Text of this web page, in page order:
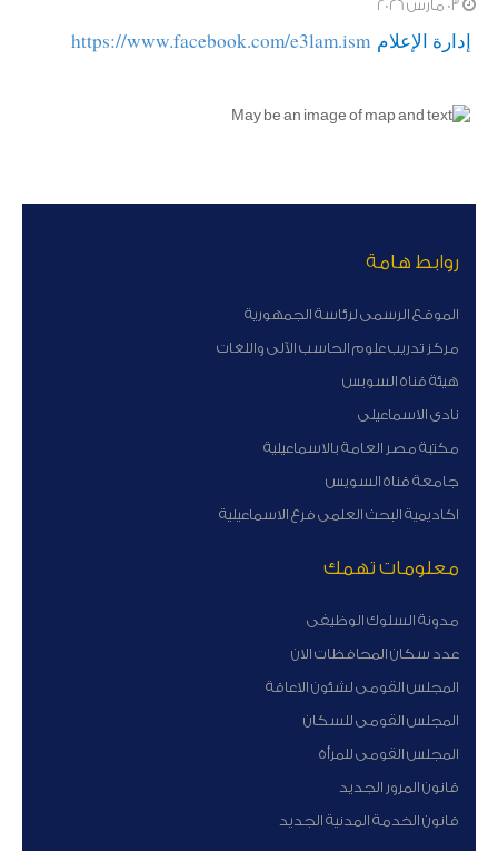
​ إدارة الإعلام https://www.facebook.com/e3lam.ism
روابط هامة
الموقع الرسمى لرئاسة الجمهورية
مركز تدريب علوم الحاسب الآلى واللغات
هيئة قناة السوبس
نادى الاسماعيلى
مكتبة مصر العامة بالاسماعيلية
جامعة قناة السويس
اكاديمية البحث العلمى فرع الاسماعيلية
معلومات تهمك
مدونة السلوك الوظيفى
عدد سكان المحافظات الان
المجلس القومى لشئون الاعاقة
المجلس القومى للسكان
المجلس القومى للمرأة
قانون المرور الجديد
قانون الخدمة المدنية الجديد